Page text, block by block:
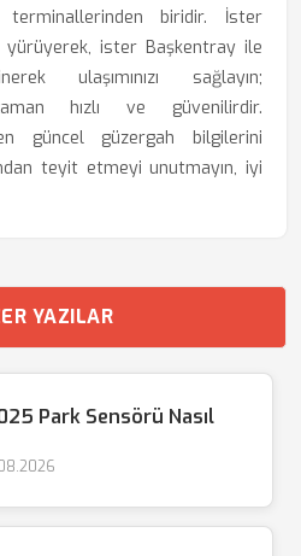
biridir. İster
ister Başkentray ile
ulaşımınızı sağlayın;
hızlı ve güvenilirdir.
güncel güzergah bilgilerini
teyit etmeyi unutmayın, iyi
YAZILAR
Park Sensörü Nasıl